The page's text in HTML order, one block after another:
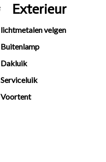
Exterieur
lichtmetalen velgen
Buitenlamp
Dakluik
Serviceluik
Voortent